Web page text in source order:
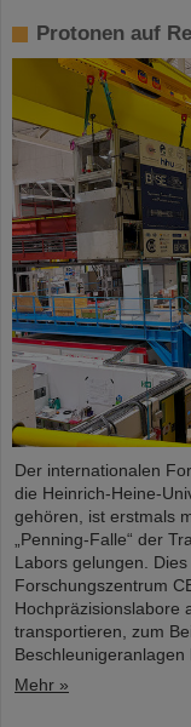
Protonen auf
Der internationalen
die Heinrich-Heine-
gehören, ist erstmals
„Penning-Falle“ der
Labors gelungen.
Forschungszentrum
Hochpräzisionslabore
transportieren, zum
Mehr »